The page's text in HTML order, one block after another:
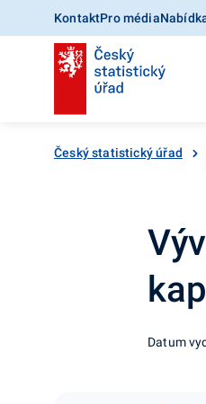
KontaktPro média
Český statistický úřad
Datum